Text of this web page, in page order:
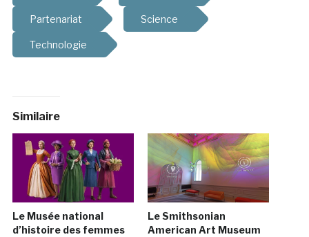
Partenariat Science
Technologie
Similaire
Le Musée national
d’histoire des femmes
Le Smithsonian
American Art Museum